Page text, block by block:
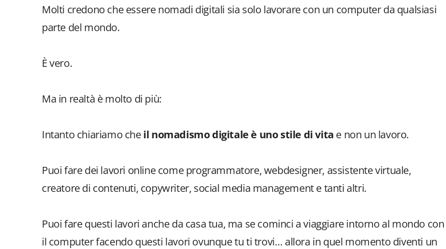
Molti credono che essere nomadi digitali sia solo lavorare con un computer da qualsiasi
parte del mondo.
È vero.
Ma in realtà è molto di più:
Intanto chiariamo cheil nomadismo digitale è uno stile di vita e non un lavoro.
Puoi fare dei lavori online come programmatore, webdesigner, assistente virtuale,
creatore di contenuti, copywriter, social media management e tanti altri.
Puoi fare questi lavori anche da casa tua, ma se cominci a viaggiare intorno al mondo con
il computer facendo questi lavori ovunque tu ti trovi… allora in quel momento diventi un